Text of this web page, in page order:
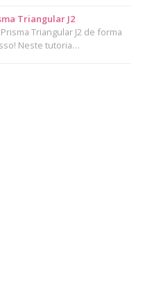
Triangular J2
Triangular J2 de forma
Neste tutoria…